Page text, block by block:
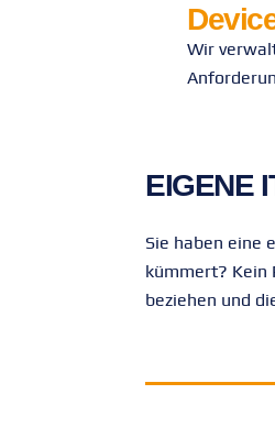
Wir
EIGENE
Sie haben eine
kümmert? Kein
beziehen und